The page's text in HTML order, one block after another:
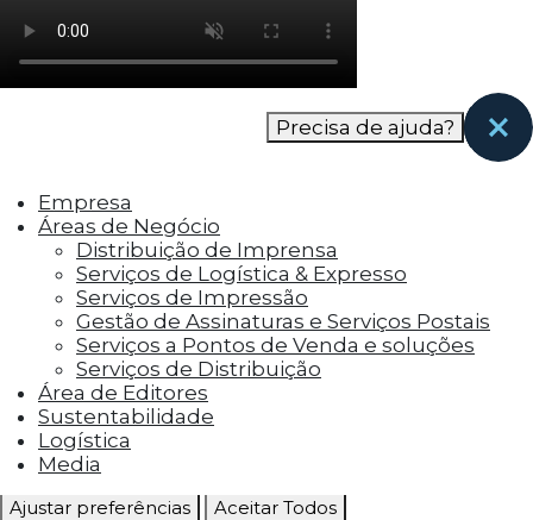
como os visitantes interagem com o site. Esses
cookies ajudam a fornecer informações sobre
as métricas do número de visitantes, taxa de
rejeição, origem do tráfego, etc.
funcionalidades, como compartilhar o
conteúdo do site em plataformas de social
media, coletar feedbacks e outros recursos de
terceiros.
Cookies Marketing
Os cookies de marketing são usados para
entregar aos visitantes anúncios
personalizados com base nas páginas que eles
visitaram antes e analisar a eficácia da
campanha publicitária.
Ajustar preferências Aceitar Todos
Precisa de ajuda?
Empresa
Áreas de Negócio
Distribuição de Imprensa
Serviços de Logística & Expresso
Serviços de Impressão
Gestão de Assinaturas e Serviços Postais
Serviços a Pontos de Venda e soluções
Serviços de Distribuição
Área de Editores
Sustentabilidade
Logística
Media